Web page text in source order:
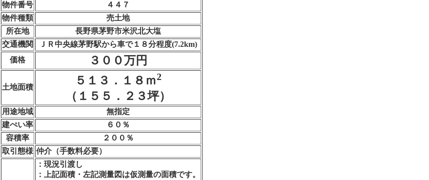
物件番号
４４７
物件種類
売土地
所在地
長野県茅野市米沢北大塩
交通機関
ＪＲ中央線茅野駅から車で１８分程度(7.2km)
価格
３００万円
土地面積
５１３．１８ｍ2
（１５５．２３坪）
用途地域
無指定
建ぺい率
６０％
容積率
２００％
取引態様 仲介（手数料必要）
：現況引渡し
：上記面積・左記測量図は仮測量の面積です。